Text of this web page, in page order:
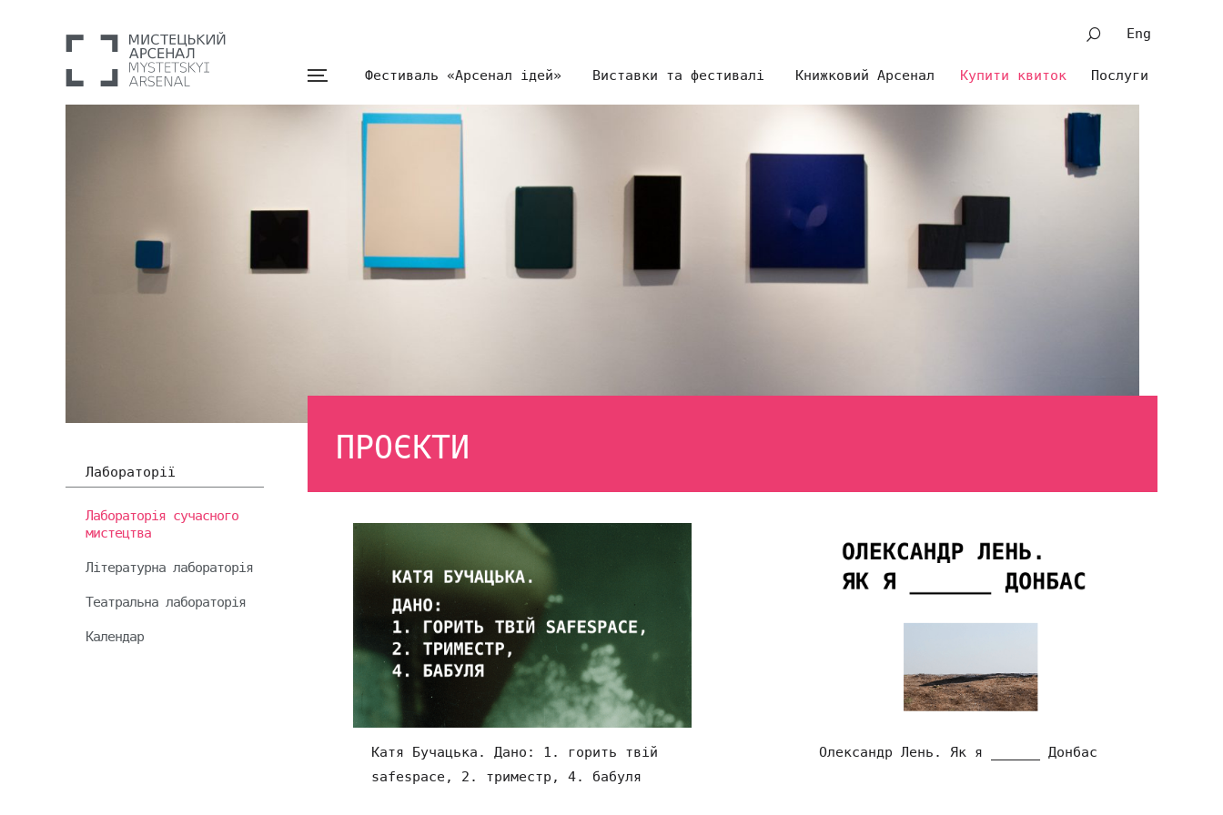
Eng
Фестиваль «Арсенал ідей» Виставки та фестивалі Книжковий Арсенал Послуги
Купити квиток
Лабораторії
Лабораторія сучасного
мистецтва
Літературна лабораторія
Театральна лабораторія
Календар
ПРОЄКТИ
Катя Бучацька. Дано: 1. горить твій
safespace, 2. триместр, 4. бабуля
Олександр Лень. Як я ______ Донбас